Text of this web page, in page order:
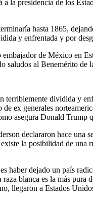
la presidencia de los
hasta 1865,
y enfrentada y por
de México en
saludos al Benemérito de
terriblemente dividida y
ex generales
asegura Donald
declararon hace una
la posibilidad de
haber dejado un país
blanca es la más
llegaron a Estados